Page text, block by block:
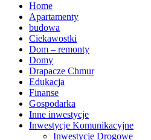
Home
Apartamenty
budowa
Ciekawostki
Dom – remonty
Domy
Drapacze Chmur
Edukacja
Finanse
Gospodarka
Inne inwestycje
Inwestycje Komunikacyjne
Inwestycje Drogowe